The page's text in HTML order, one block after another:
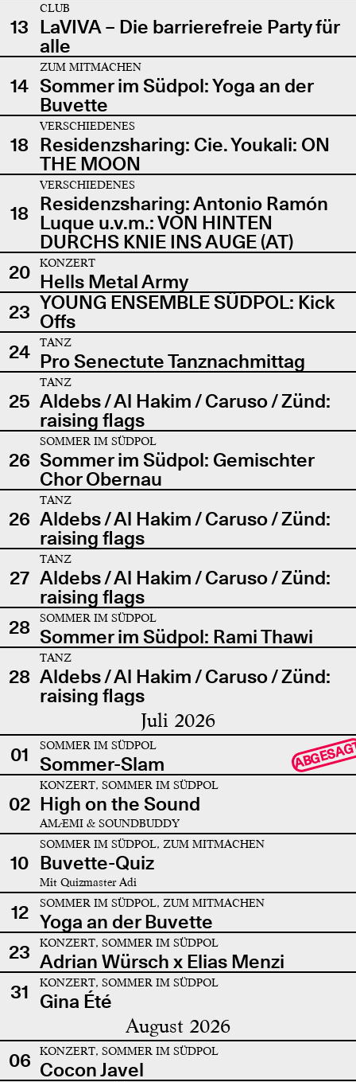
13
CLUB
LaVIVA – Die barrierefreie Party für
alle
14
ZUM MITMACHEN
Sommer im Südpol: Yoga an der
Buvette
18
VERSCHIEDENES
Residenzsharing: Cie. Youkali: ON
THE MOON
18
VERSCHIEDENES
Residenzsharing: Antonio Ramón
Luque u.v.m.: VON HINTEN
DURCHS KNIE INS AUGE (AT)
20
KONZERT
Hells Metal Army
23 YOUNG ENSEMBLE SÜDPOL: Kick
Offs
24
TANZ
Pro Senectute Tanznachmittag
25
TANZ
Aldebs / Al Hakim / Caruso / Zünd:
raising flags
26
SOMMER IM SÜDPOL
Sommer im Südpol: Gemischter
Chor Obernau
26
TANZ
Aldebs / Al Hakim / Caruso / Zünd:
raising flags
27
TANZ
Aldebs / Al Hakim / Caruso / Zünd:
raising flags
28
SOMMER IM SÜDPOL
Sommer im Südpol: Rami Thawi
28
TANZ
Aldebs / Al Hakim / Caruso / Zünd:
raising flags
Juli 2026
01 SOMMER IM SÜDPOL
Sommer-Slam
02
KONZERT, SOMMER IM SÜDPOL
High on the Sound
AMÆMI & SOUNDBUDDY
10
SOMMER IM SÜDPOL, ZUM MITMACHEN
Buvette-Quiz
Mit Quizmaster Adi
12 SOMMER IM SÜDPOL, ZUM MITMACHEN
Yoga an der Buvette
23
KONZERT, SOMMER IM SÜDPOL
Adrian Würsch x Elias Menzi
31
KONZERT, SOMMER IM SÜDPOL
Gina Été
August 2026
06 KONZERT, SOMMER IM SÜDPOL
Cocon Javel